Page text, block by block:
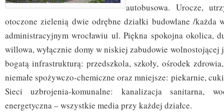
autobusowa. Urocze,
otoczone zielenią dwie odrębne działki budowlane /każda
administracyjnym wrocławiu ul. Piękna spokojna okolica,
willowa, wyłącznie domy w niskiej zabudowie
bogatą infrastrukturą: przedszkola, szkoły, ośrodek
niemałe spożywczo-chemiczne oraz mniejsze: piekarnie,
Sieci uzbrojenia-komunalne: kanalizacja sanitarna,
energetyczna – wszystkie media przy każdej działce.